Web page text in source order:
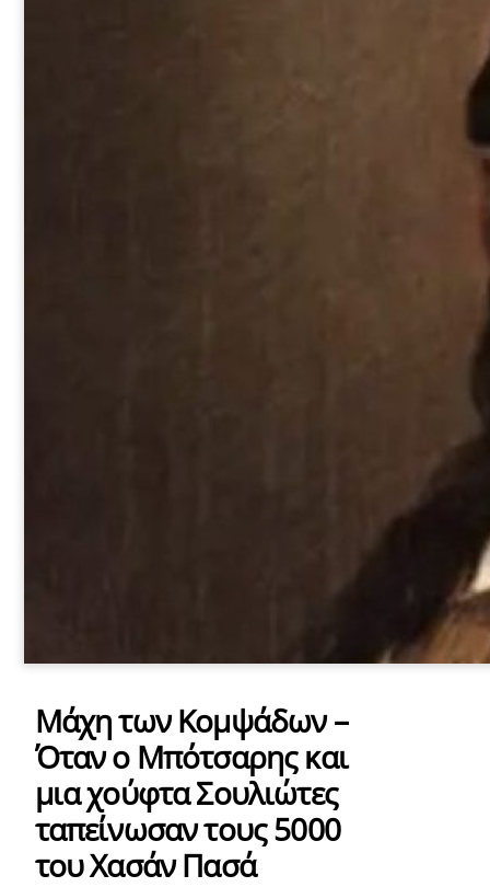
Μάχη των Κομψάδων –
Όταν ο Μπότσαρης και
μια χούφτα Σουλιώτες
ταπείνωσαν τους 5000
του Χασάν Πασά